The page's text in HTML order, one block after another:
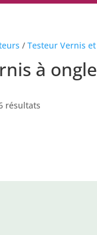
/Testeur Vernis
à
résultats